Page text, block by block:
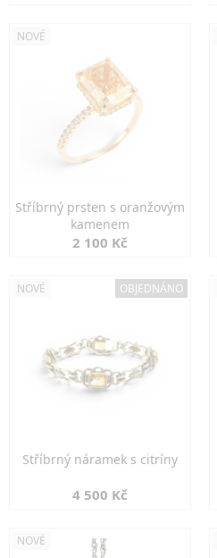
NOVÉ
Stříbrný prsten s oranžovým
kamenem
2 100 Kč
NOVÉ OBJEDNÁNO
Stříbrný náramek s citríny
4 500 Kč
NOVÉ